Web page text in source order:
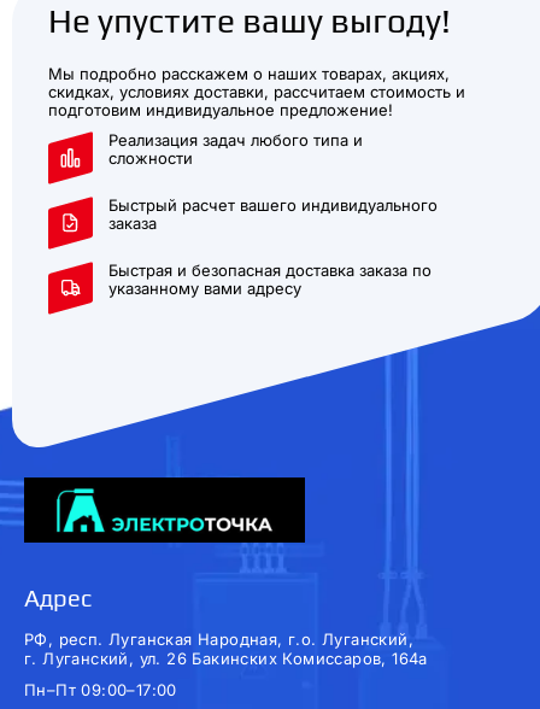
Не упустите вашу выгоду!
Мы подробно расскажем о наших товарах, акциях,
скидках, условиях доставки, рассчитаем стоимость и
подготовим индивидуальное предложение!
Реализация задач любого типа и
сложности
Быстрый расчет вашего индивидуального
заказа
Быстрая и безопасная доставка заказа по
указанному вами адресу
Адрес
РФ, респ. Луганская Народная, г.о. Луганский,
г. Луганский, ул. 26 Бакинских Комиссаров, 164а
Пн–Пт 09:00–17:00